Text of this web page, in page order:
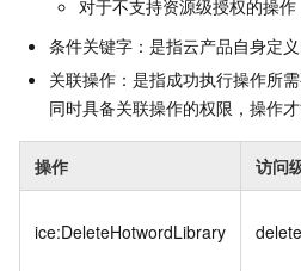
对于不支持资源级授权的操作
条件关键字：是指云产品自身定义
关联操作：是指成功执行操作所
同时具备关联操作的权限，操作才
操作 访问
ice:DeleteHotwordLibrary delete